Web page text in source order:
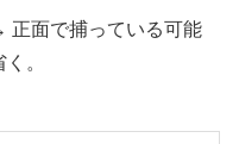
正面で捕っている可能
。